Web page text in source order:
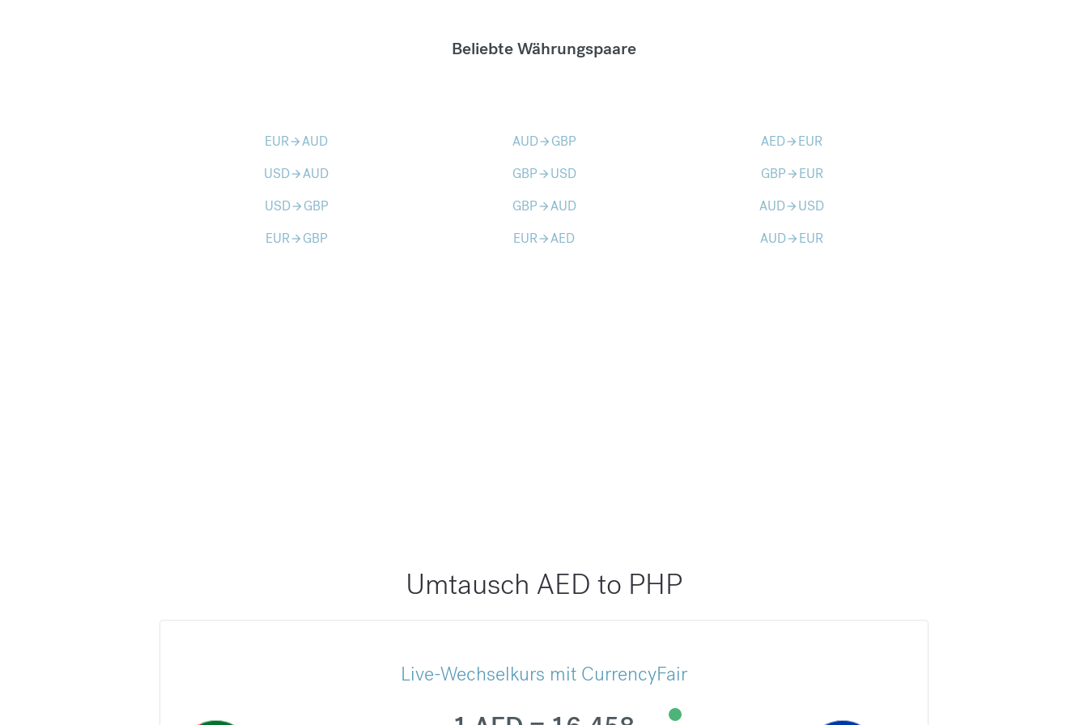
Beliebte Währungspaare
EURarrow_forwardAUD AUDarrow_forward GBP AEDarrow_forward EUR
USDarrow_forwardAUD GBParrow_forward USD GBParrow_forward EUR
USDarrow_forward GBP GBParrow_forwardAUD AUDarrow_forward USD
EURarrow_forward GBP EURarrow_forwardAED AUDarrow_forward EUR
Umtausch AED to PHP
Live-Wechselkurs mit CurrencyFair